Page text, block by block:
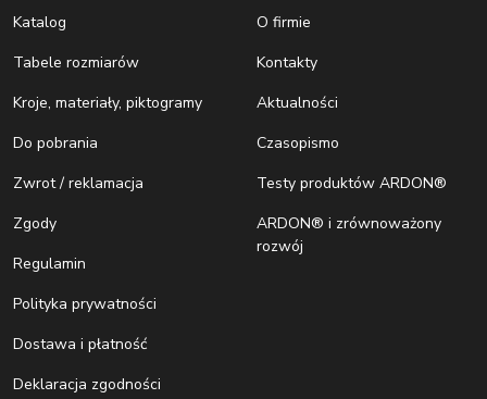
Katalog
Tabele rozmiarów
Kroje, materiały, piktogramy
Do pobrania
Zwrot / reklamacja
Zgody
Regulamin
Polityka prywatności
Dostawa i płatność
Deklaracja zgodności
O firmie
Kontakty
Aktualności
Czasopismo
Testy produktów ARDON®
ARDON® i zrównoważony
rozwój